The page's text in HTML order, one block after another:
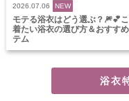
2026.07.06 NEW
モテる浴衣はどう選ぶ？🎆💕
着たい浴衣の選び方＆おすす
テム
浴衣